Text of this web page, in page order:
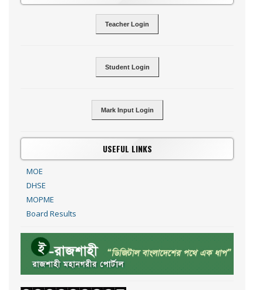
Teacher Login
Student Login
Mark Input Login
USEFUL LINKS
MOE
DHSE
MOPME
Board Results